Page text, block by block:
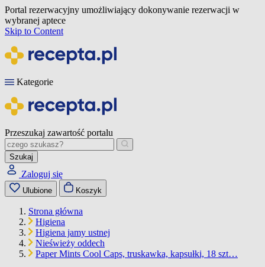
Portal rezerwacyjny umożliwiający dokonywanie rezerwacji w
wybranej aptece
Skip to Content
Kategorie
Przeszukaj zawartość portalu
Szukaj
Zaloguj się
Ulubione Koszyk
Strona główna
Higiena
Higiena jamy ustnej
Nieświeży oddech
Paper Mints Cool Caps, truskawka, kapsułki, 18 szt…